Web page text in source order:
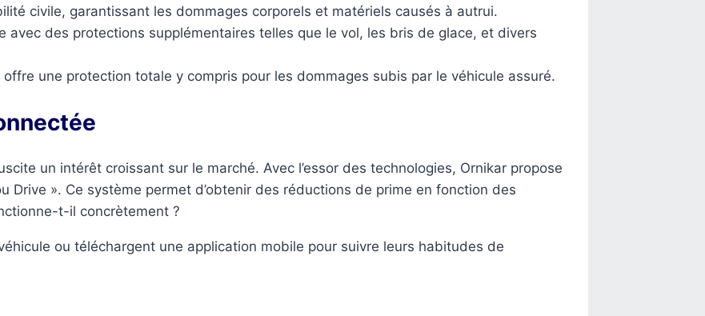
civile, garantissant les dommages corporels et matériels causés à autrui.
avec des protections supplémentaires telles que le vol, les bris de glace, et divers
une protection totale y compris pour les dommages subis par le véhicule assuré.
un intérêt croissant sur le marché. Avec l’essor des technologies, Ornikar propose
Drive ». Ce système permet d’obtenir des réductions de prime en fonction des
t-il concrètement ?
ou téléchargent une application mobile pour suivre leurs habitudes de